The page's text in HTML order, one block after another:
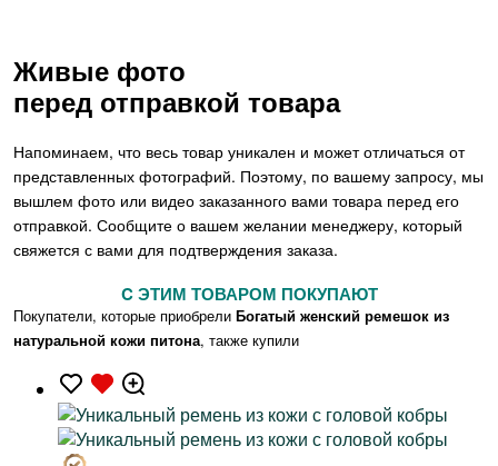
Живые фото
перед отправкой товара
Напоминаем, что весь товар уникален и может отличаться от
представленных фотографий. Поэтому, по вашему запросу, мы
вышлем фото или видео заказанного вами товара перед его
отправкой. Сообщите о вашем желании менеджеру, который
свяжется с вами для подтверждения заказа.
C ЭТИМ ТОВАРОМ ПОКУПАЮТ
Покупатели, которые приобрели Богатый женский ремешок из
натуральной кожи питона, также купили